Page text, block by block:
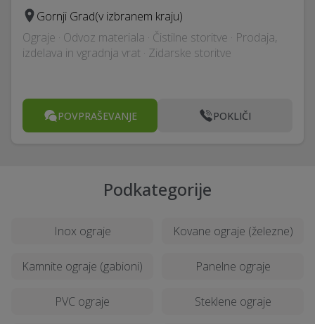
Gornji Grad(v izbranem kraju)
Ograje · Odvoz materiala · Čistilne storitve · Prodaja,
izdelava in vgradnja vrat · Zidarske storitve
POVPRAŠEVANJE POKLIČI
Podkategorije
Inox ograje Kovane ograje (železne)
Kamnite ograje (gabioni) Panelne ograje
PVC ograje Steklene ograje